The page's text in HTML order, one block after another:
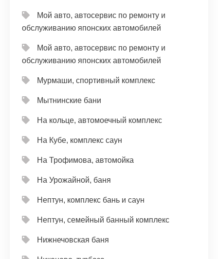
Мой авто, автосервис по ремонту и
обслуживанию японских автомобилей
Мой авто, автосервис по ремонту и
обслуживанию японских автомобилей
Мурмаши, спортивный комплекс
Мытнинские бани
На кольце, автомоечный комплекс
На Кубе, комплекс саун
На Трофимова, автомойка
На Урожайной, баня
Нептун, комплекс бань и саун
Нептун, семейный банный комплекс
Нижнечовская баня